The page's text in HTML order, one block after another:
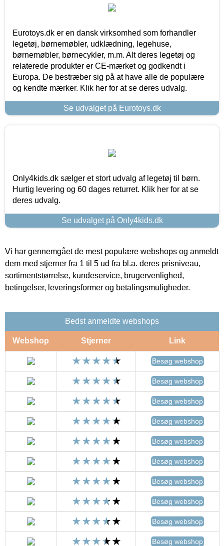
Eurotoys.dk er en dansk virksomhed som forhandler
legetøj, børnemøbler, udklædning, legehuse,
børnemøbler, børnecykler, m.m. Alt deres legetøj og
relaterede produkter er CE-mærket og godkendt i
Europa. De bestræber sig på at have alle de populære
og kendte mærker. Klik her for at se deres udvalg.
Se udvalget på Eurotoys.dk
Only4kids.dk sælger et stort udvalg af legetøj til børn.
Hurtig levering og 60 dages returret. Klik her for at se
deres udvalg.
Se udvalget på Only4kids.dk
Vi har gennemgået de mest populære webshops og anmeldt
dem med stjerner fra 1 til 5 ud fra bl.a. deres prisniveau,
sortimentstørrelse, kundeservice, brugervenlighed,
betingelser, leveringsformer og betalingsmuligheder.
Bedst anmeldte webshops
Webshop Stjerner Link
Besøg webshop
Besøg webshop
Besøg webshop
Besøg webshop
Besøg webshop
Besøg webshop
Besøg webshop
Besøg webshop
Besøg webshop
Besøg webshop